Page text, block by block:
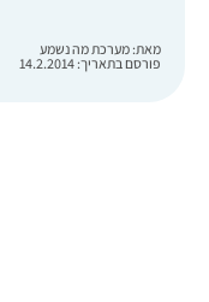
מאת: מערכת מה נשמע
פורסם בתאריך: 14.2.2014